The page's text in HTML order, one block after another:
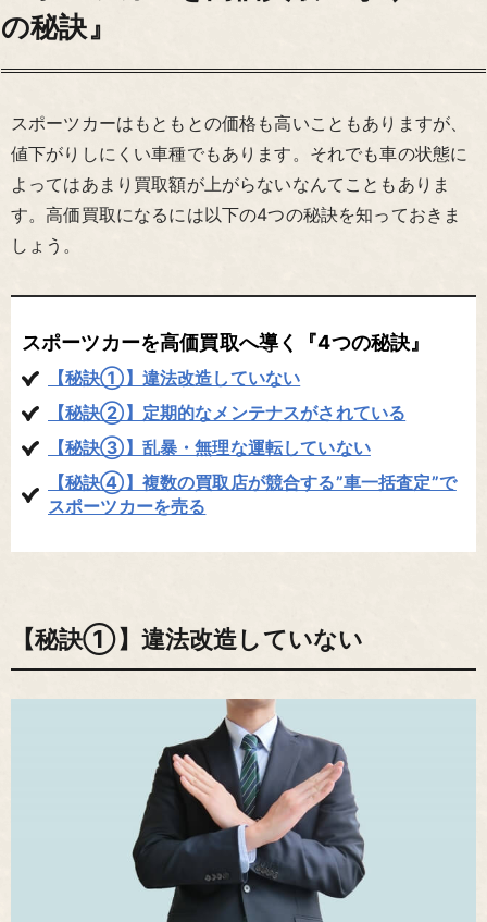
の秘訣』
スポーツカーはもともとの価格も高いこともありますが、
値下がりしにくい車種でもあります。それでも車の状態に
よってはあまり買取額が上がらないなんてこともありま
す。高価買取になるには以下の4つの秘訣を知っておきま
しょう。
スポーツカーを高価買取へ導く『4つの秘訣』
【秘訣①】違法改造していない
【秘訣②】定期的なメンテナスがされている
【秘訣③】乱暴・無理な運転していない
【秘訣④】複数の買取店が競合する”車一括査定”で
スポーツカーを売る
【秘訣①】違法改造していない